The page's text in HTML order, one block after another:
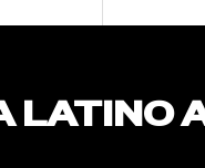
LATINO